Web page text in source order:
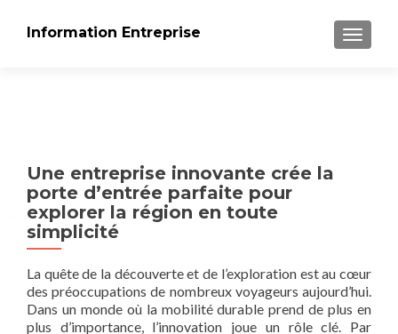
Information Entreprise
Une entreprise innovante crée la
porte d’entrée parfaite pour
explorer la région en toute
simplicité
La quête de la découverte et de l’exploration est au cœur
des préoccupations de nombreux voyageurs aujourd’hui.
Dans un monde où la mobilité durable prend de plus en
plus d’importance, l’innovation joue un rôle clé. Par